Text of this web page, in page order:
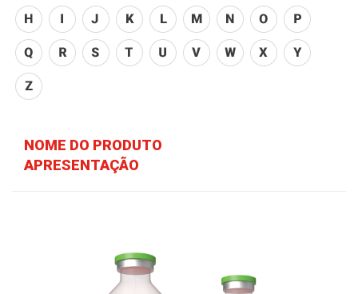
NOME DO PRODUTO
APRESENTAÇÃO